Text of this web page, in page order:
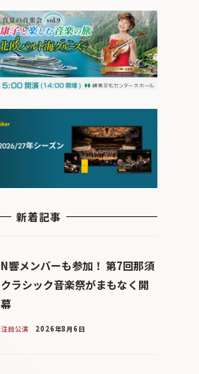
新着記事
N響メンバーも参加！ 第7回那須
クラシック音楽祭がまもなく開
幕
注目公演 2026年8月6日